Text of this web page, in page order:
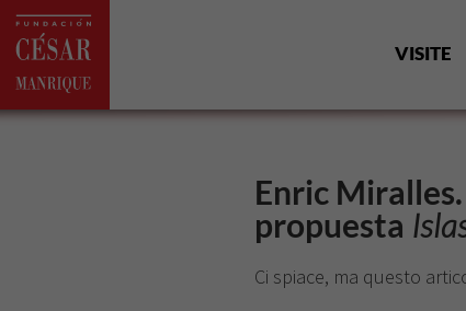
VISITE
Enric
propuesta
Ci spiace, ma questo